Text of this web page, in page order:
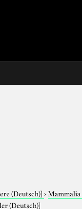
(Deutsch)]›Mammalia
(Deutsch)]